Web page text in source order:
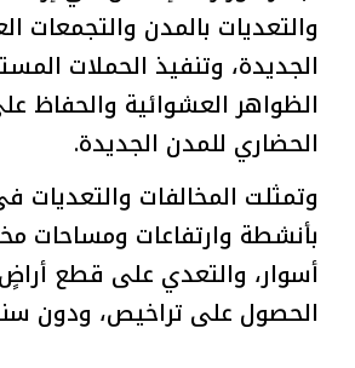
والتعديات بالمدن والتجمعات
الجديدة، وتنفيذ الحملات
الظواهر العشوائية والحفاظ
الحضاري للمدن الجديدة.
وتمثلت المخالفات والتعديات
بأنشطة وارتفاعات ومساحات
أسوار، والتعدي على قطع
الحصول على تراخيص، ودون